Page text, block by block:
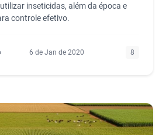
inseticidas, além da época e
controle efetivo.
6 de Jan de 2020 8